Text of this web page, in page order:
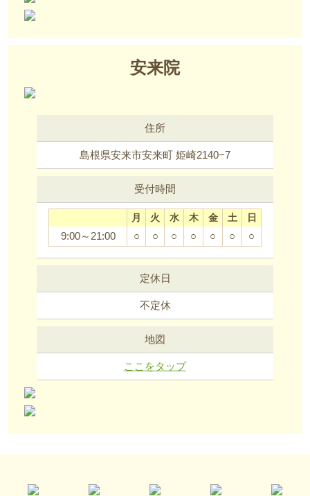
安来院
住所
島根県安来市安来町 姫崎2140−7
受付時間
月 火 水 木 金 土 日
9:00～21:00 ○ ○ ○ ○ ○ ○ ○
定休日
不定休
地図
ここをタップ